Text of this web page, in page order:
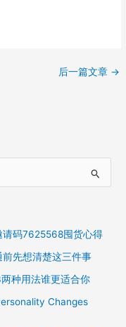
后一篇文章 →
请码7625568囤货心得
先想清楚这三件事
种用法谁更适合你
Changes